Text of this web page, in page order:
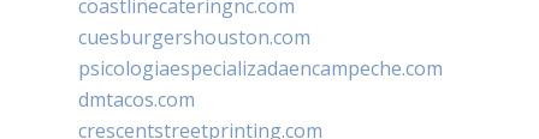
coastlinecateringnc.com
cuesburgershouston.com
psicologiaespecializadaencampeche.com
dmtacos.com
crescentstreetprinting.com